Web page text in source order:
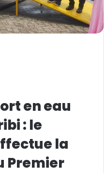
en eau
: le
la
Premier